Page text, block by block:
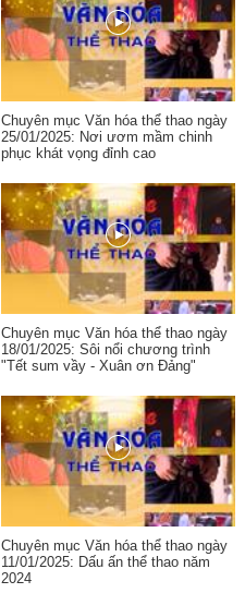
Chuyên mục Văn hóa thể thao ngày
25/01/2025: Nơi ươm mầm chinh
phục khát vọng đỉnh cao
Chuyên mục Văn hóa thể thao ngày
18/01/2025: Sôi nổi chương trình
"Tết sum vầy - Xuân ơn Đảng"
Chuyên mục Văn hóa thể thao ngày
11/01/2025: Dấu ấn thể thao năm
2024